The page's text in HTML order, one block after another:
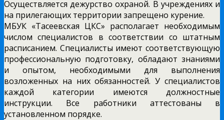
Осуществляется дежурство охраной. В учреждениях и
на прилегающих территории запрещено курение.
МБУК «Тасеевская ЦКС» располагает необходимым
числом специалистов в соответствии со штатным
расписанием. Специалисты имеют соответствующую
профессиональную подготовку, обладают знаниями
и опытом, необходимыми для выполнения
возложенных на них обязанностей. У специалистов
каждой категории имеются должностные
инструкции. Все работники аттестованы в
установленном порядке.